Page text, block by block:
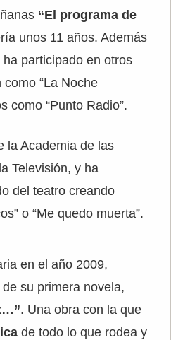
“El programa de
unos 11 años. Además
participado en otros
“La Noche
como “Punto Radio”.
la Academia de las
Televisión, y ha
del teatro creando
o “Me quedo muerta”.
en el año 2009,
su primera novela,
. Una obra con la que
de todo lo que rodea y